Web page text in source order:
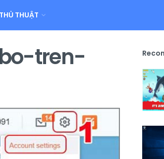
THỦ THUẬT
tren-